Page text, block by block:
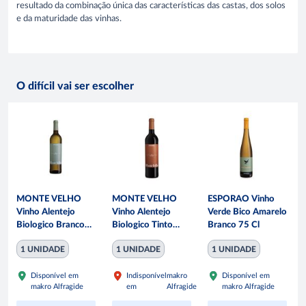
resultado da combinação única das características das castas, dos solos
e da maturidade das vinhas.
O difícil vai ser escolher
MONTE VELHO
Vinho Alentejo
Biologico Branco
75CL
1 UNIDADE
Disponível em
makro Alfragide
MONTE VELHO
Vinho Alentejo
Biologico Tinto
750ML
1 UNIDADE
Indisponível
em
makro
Alfragide
ESPORAO Vinho
Verde Bico Amarelo
Branco 75 Cl
1 UNIDADE
Disponível em
makro Alfragide